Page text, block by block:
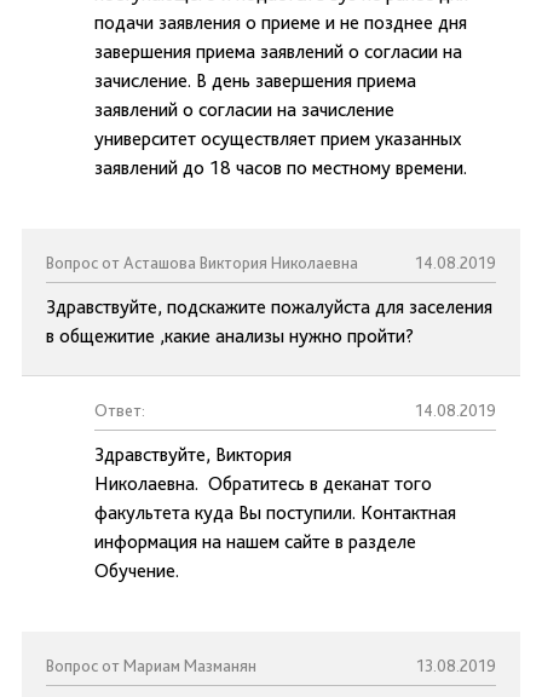
подачи заявления о приеме и не позднее дня
завершения приема заявлений о согласии на
зачисление. В день завершения приема
заявлений о согласии на зачисление
университет осуществляет прием указанных
заявлений до 18 часов по местному времени.
Вопрос от Асташова Виктория Николаевна 14.08.2019
Здравствуйте, подскажите пожалуйста для заселения
в общежитие ,какие анализы нужно пройти?
Ответ: 14.08.2019
Здравствуйте, Виктория
Николаевна. Обратитесь в деканат того
факультета куда Вы поступили. Контактная
информация на нашем сайте в разделе
Обучение.
Вопрос от Мариам Мазманян 13.08.2019